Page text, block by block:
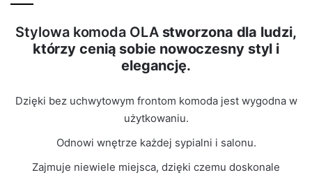
Stylowa komoda OLAstworzona dla ludzi,
którzy cenią sobie nowoczesny styl i
elegancję.
Dzięki bez uchwytowym frontom komoda jest wygodna w
użytkowaniu.
Odnowi wnętrze każdej sypialni i salonu.
Zajmuje niewiele miejsca, dzięki czemu doskonale
Waga 29 kg
Biały Połysk
paczek
🙁 Nie ma jeszcze opinii o tym produkcie..
Only logged in customers who have purchased this